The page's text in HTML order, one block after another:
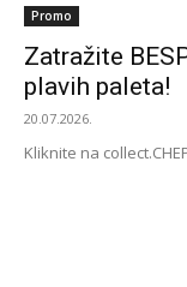
Promo
Zatražite
plavih paleta!
20.07.2026.
Kliknite na